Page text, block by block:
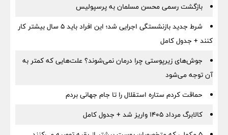
بازگشت رسمی محسن مسلمان به پرسپولیس
شرط جدید بازنشستگی اجرایی شد؛ این افراد باید ۵ سال بیشتر کار
کنند + جدول کامل
جوش‌های زیرپوستی چرا درمان نمی‌شوند؟ علت‌هایی که کمتر به
آن توجه می‌شود
حماقت کردم ستاره استقلال را تا جام جهانی بردم
کالابرگ مرداد ۱۴۰۵ واریز شد + جدول کامل